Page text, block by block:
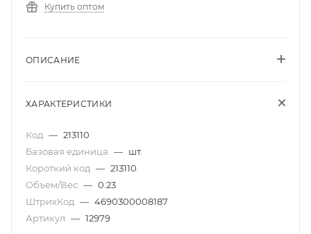
Купить оптом
ОПИСАНИЕ
ХАРАКТЕРИСТИКИ
Код — 213110
Базовая единица — шт.
Короткий код — 213110
Объем/Вес — 0.23
ШтрихКод — 4690300008187
Артикул — 12979